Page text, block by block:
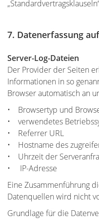
7. Datenerfassung
Server-Log-Dateien
Der Provider der Seiten
Informationen in so
Browser automatisch an
• Browsertyp und
• verwendetes
• Referrer URL
• Hostname des
• Uhrzeit der
• IP-Adresse
Eine Zusammenführung
Datenquellen wird nicht
Grundlage für die